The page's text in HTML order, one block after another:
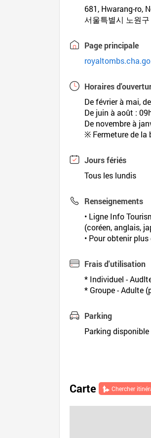
681, Hwarang-ro,
서울특별시 노원
Page principale
Horaires
De février à mai,
De juin à août :
De novembre à
※ Fermeture de la
Jours fériés
Tous les lundis
Renseignements
• Ligne Info
(coréen, anglais,
• Pour obtenir
Frais d'utilisation
* Individuel -
* Groupe - Adulte
Parking
Parking
Carte Chercher